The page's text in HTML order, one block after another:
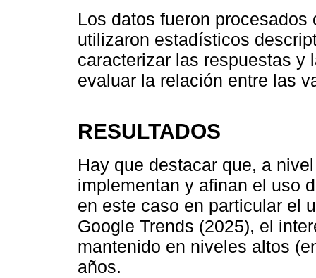
Los datos fueron
utilizaron estadísticos
caracterizar las respuestas y
evaluar la relación entre las
RESULTADOS
Hay que destacar que, a
implementan y afinan el uso
en este caso en particular el
Google Trends (2025), el
mantenido en niveles altos
años.